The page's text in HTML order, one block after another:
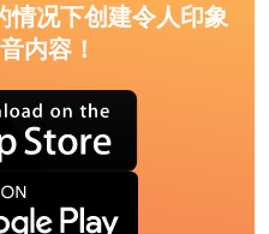
情况下创建令人印象
内容！